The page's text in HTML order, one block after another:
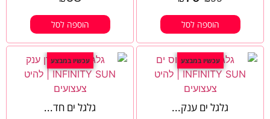
הוספה לסל הוספה לסל
עכשיו במבצע
גלגל ים ענק...
עכשיו במבצע
גלגל ים חד...